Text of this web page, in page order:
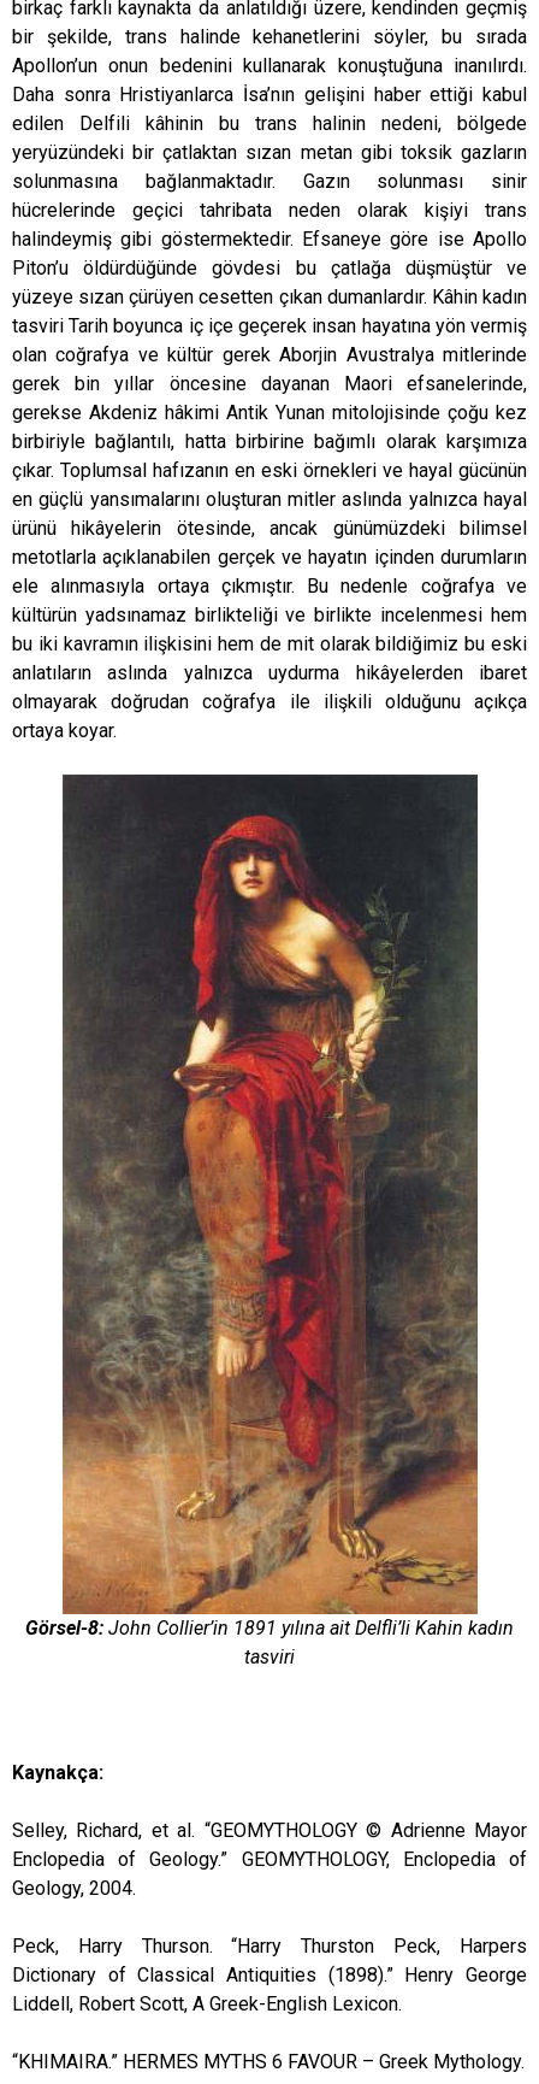
birkaç farklı kaynakta da anlatıldığı üzere, kendinden geçmiş
bir şekilde, trans halinde kehanetlerini söyler, bu sırada
Apollon’un onun bedenini kullanarak konuştuğuna inanılırdı.
Daha sonra Hristiyanlarca İsa’nın gelişini haber ettiği kabul
edilen Delfili kâhinin bu trans halinin nedeni, bölgede
yeryüzündeki bir çatlaktan sızan metan gibi toksik gazların
solunmasına bağlanmaktadır. Gazın solunması sinir
hücrelerinde geçici tahribata neden olarak kişiyi trans
halindeymiş gibi göstermektedir. Efsaneye göre ise Apollo
Piton’u öldürdüğünde gövdesi bu çatlağa düşmüştür ve
yüzeye sızan çürüyen cesetten çıkan dumanlardır. Kâhin kadın
tasviri Tarih boyunca iç içe geçerek insan hayatına yön vermiş
olan coğrafya ve kültür gerek Aborjin Avustralya mitlerinde
gerek bin yıllar öncesine dayanan Maori efsanelerinde,
gerekse Akdeniz hâkimi Antik Yunan mitolojisinde çoğu kez
birbiriyle bağlantılı, hatta birbirine bağımlı olarak karşımıza
çıkar. Toplumsal hafızanın en eski örnekleri ve hayal gücünün
en güçlü yansımalarını oluşturan mitler aslında yalnızca hayal
ürünü hikâyelerin ötesinde, ancak günümüzdeki bilimsel
metotlarla açıklanabilen gerçek ve hayatın içinden durumların
ele alınmasıyla ortaya çıkmıştır. Bu nedenle coğrafya ve
kültürün yadsınamaz birlikteliği ve birlikte incelenmesi hem
bu iki kavramın ilişkisini hem de mit olarak bildiğimiz bu eski
anlatıların aslında yalnızca uydurma hikâyelerden ibaret
olmayarak doğrudan coğrafya ile ilişkili olduğunu açıkça
ortaya koyar.
Görsel-8: John Collier’in 1891 yılına ait Delfli’li Kahin kadın
tasviri
Kaynakça:
Selley, Richard, et al. “GEOMYTHOLOGY © Adrienne Mayor
Enclopedia of Geology.” GEOMYTHOLOGY, Enclopedia of
Geology, 2004.
Peck, Harry Thurson. “Harry Thurston Peck, Harpers
Dictionary of Classical Antiquities (1898).” Henry George
Liddell, Robert Scott, A Greek-English Lexicon.
“KHIMAIRA.” HERMES MYTHS 6 FAVOUR – Greek Mythology.